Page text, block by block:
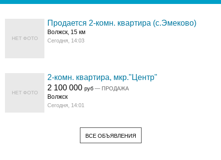
НЕТ ФОТО
Продается 2-комн. квартира (с.Эмеково)
Волжск, 15 км
Сегодня, 14:03
НЕТ ФОТО
2-комн. квартира, мкр."Центр"
2 100 000руб — ПРОДАЖА
Волжск
Сегодня, 14:01
ВСЕ ОБЪЯВЛЕНИЯ